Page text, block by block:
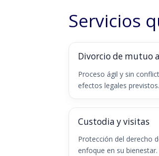
Servicios
Divorcio de mutuo
Proceso ágil y sin
efectos legales previstos.
Custodia y visitas
Protección del derecho
enfoque en su bienestar.